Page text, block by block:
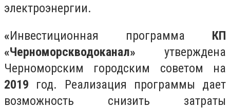
электроэнергии.
«Инвестиционная программа КП
«Черноморскводоканал» утверждена
Черноморским городским советом на
2019 год. Реализация программы дает
возможность снизить затраты